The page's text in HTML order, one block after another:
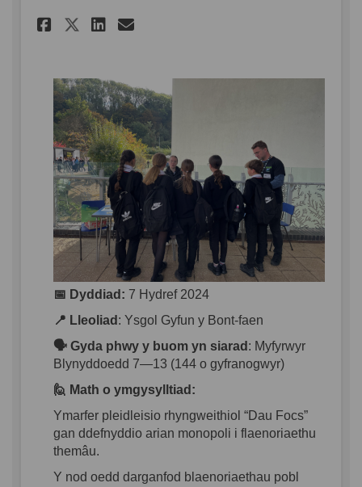
Rhannu Ymgysylltu â
Rhannu Ymgysylltu â
Rhannu Ymgysylltu â
E-bost Ymgysylltu â
📅 Dyddiad : 7 Hydref 2024
📍 Lleoliad : Ysgol Gyfun y Bont-faen
🗣️ Gyda phwy y buom yn siarad : Myfyrwyr
Blynyddoedd 7—13 (144 o gyfranogwyr)
🙋 Math o ymgysylltiad :
Ymarfer pleidleisio rhyngweithiol “Dau Focs”
gan ddefnyddio arian monopoli i flaenoriaethu
themâu.
Y nod oedd darganfod blaenoriaethau pobl